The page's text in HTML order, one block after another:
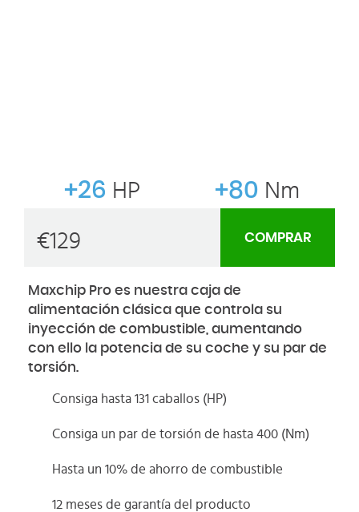
+26 HP +80 Nm
€129 COMPRAR
Maxchip Pro es nuestra caja de
alimentación clásica que controla su
inyección de combustible, aumentando
con ello la potencia de su coche y su par de
torsión.
Consiga hasta 131 caballos (HP)
Consiga un par de torsión de hasta 400 (Nm)
Hasta un 10% de ahorro de combustible
12 meses de garantía del producto